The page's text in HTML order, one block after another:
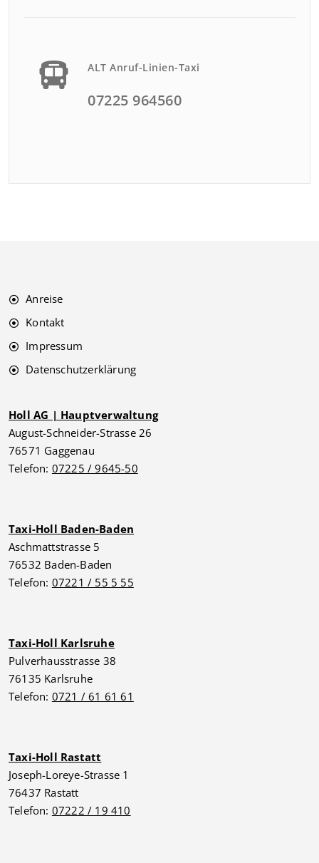
ALT Anruf-Linien-Taxi
07225 964560
Anreise
Kontakt
Impressum
Datenschutzerklärung
Holl AG | Hauptverwaltung
August-Schneider-Strasse 26
76571 Gaggenau
Telefon: 07225 / 9645-50
Taxi-Holl Baden-Baden
Aschmattstrasse 5
76532 Baden-Baden
Telefon: 07221 / 55 5 55
Taxi-Holl Karlsruhe
Pulverhausstrasse 38
76135 Karlsruhe
Telefon: 0721 / 61 61 61
Taxi-Holl Rastatt
Joseph-Loreye-Strasse 1
76437 Rastatt
Telefon: 07222 / 19 410